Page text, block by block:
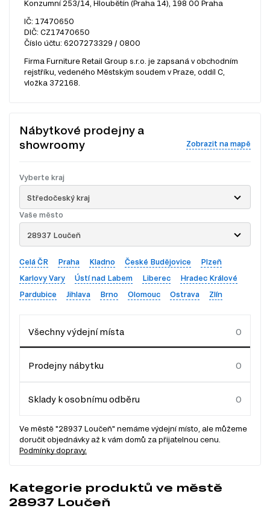
Konzumní 253/14, Hloubětín (Praha 14), 198 00 Praha
IČ: 17470650
DIČ: CZ17470650
Číslo účtu: 6207273329 / 0800
Firma Furniture Retail Group s.r.o. je zapsaná v obchodním
rejstříku, vedeného Městským soudem v Praze, oddíl C,
vložka 372168.
Nábytkové prodejny a
showroomy
Zobrazit na mapě
Vyberte kraj
Středočeský kraj
Vaše město
28937 Loučeň
Celá ČR Praha Kladno České Budějovice
Plzeň
Karlovy Vary
Ústí nad Labem Liberec
Hradec Králové
Pardubice
Jihlava Brno Olomouc Ostrava Zlín
Všechny výdejní místa
Prodejny nábytku
Sklady k osobnímu odběru
Ve městě "28937 Loučeň" nemáme výdejní místo, ale můžeme
doručit objednávky až k vám domů za přijatelnou cenu.
Podmínky dopravy.
Kategorie produktů ve městě
28937 Loučeň